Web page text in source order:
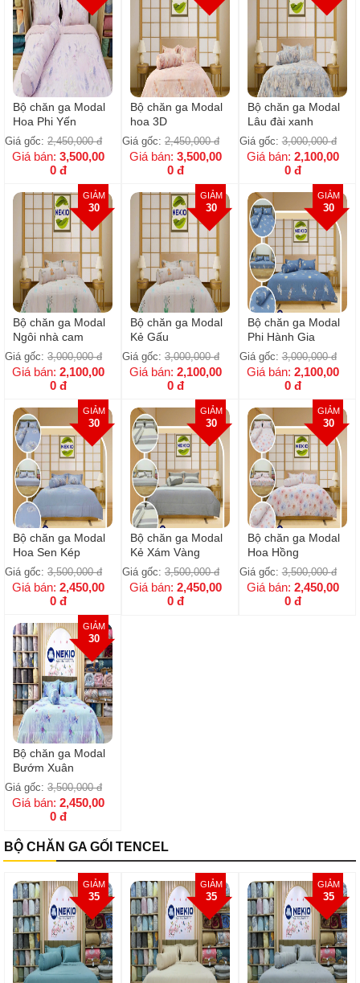
Bộ chăn ga Modal
Hoa Phi Yến
Giá gốc: 2,450,000 đ
Giá bán:3,500,00
0 đ
Bộ chăn ga Modal
hoa 3D
Giá gốc: 2,450,000 đ
Giá bán:3,500,00
0 đ
Bộ chăn ga Modal
Lâu đài xanh
Giá gốc:3,000,000 đ
Giá bán:2,100,00
0 đ
GIẢM
30
Bộ chăn ga Modal
Ngôi nhà cam
Giá gốc: 3,000,000 đ
Giá bán:2,100,00
0 đ
GIẢM
30
Bộ chăn ga Modal
Kẻ Gấu
Giá gốc: 3,000,000 đ
Giá bán:2,100,00
0 đ
GIẢM
30
Bộ chăn ga Modal
Phi Hành Gia
Giá gốc:3,000,000 đ
Giá bán:2,100,00
0 đ
GIẢM
30
Bộ chăn ga Modal
Hoa Sen Kép
Giá gốc: 3,500,000 đ
Giá bán:2,450,00
0 đ
GIẢM
30
Bộ chăn ga Modal
Kẻ Xám Vàng
Giá gốc: 3,500,000 đ
Giá bán:2,450,00
0 đ
GIẢM
30
Bộ chăn ga Modal
Hoa Hồng
Giá gốc:3,500,000 đ
Giá bán:2,450,00
0 đ
GIẢM
30
Bộ chăn ga Modal
Bướm Xuân
Giá gốc: 3,500,000 đ
Giá bán:2,450,00
0 đ
BỘ CHĂN GA GỐI TENCEL
GIẢM
35
GIẢM
35
GIẢM
35